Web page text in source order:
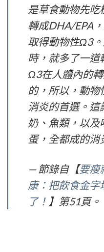
是草食動物先
轉成DHA/EPA
取得動物性Ω3
時，就多了一道
Ω3在人體內的
的，所以，動
消炎的首選。這
奶、魚類，以及
蛋，全都成的消
— 節錄自【要瘦
康：把飲食金字
了！ 】第51頁。